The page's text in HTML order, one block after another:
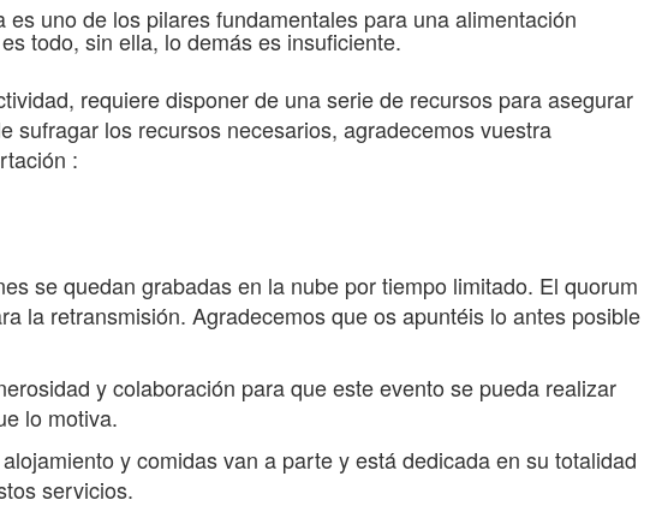
es uno de los pilares fundamentales para una alimentación
todo, sin ella, lo demás es insuficiente.
requiere disponer de una serie de recursos para asegurar
sufragar los recursos necesarios, agradecemos vuestra
:
se quedan grabadas en la nube por tiempo limitado. El quorum
la retransmisión. Agradecemos que os apuntéis lo antes posible
y colaboración para que este evento se pueda realizar
lo motiva.
y comidas van a parte y está dedicada en su totalidad
servicios.